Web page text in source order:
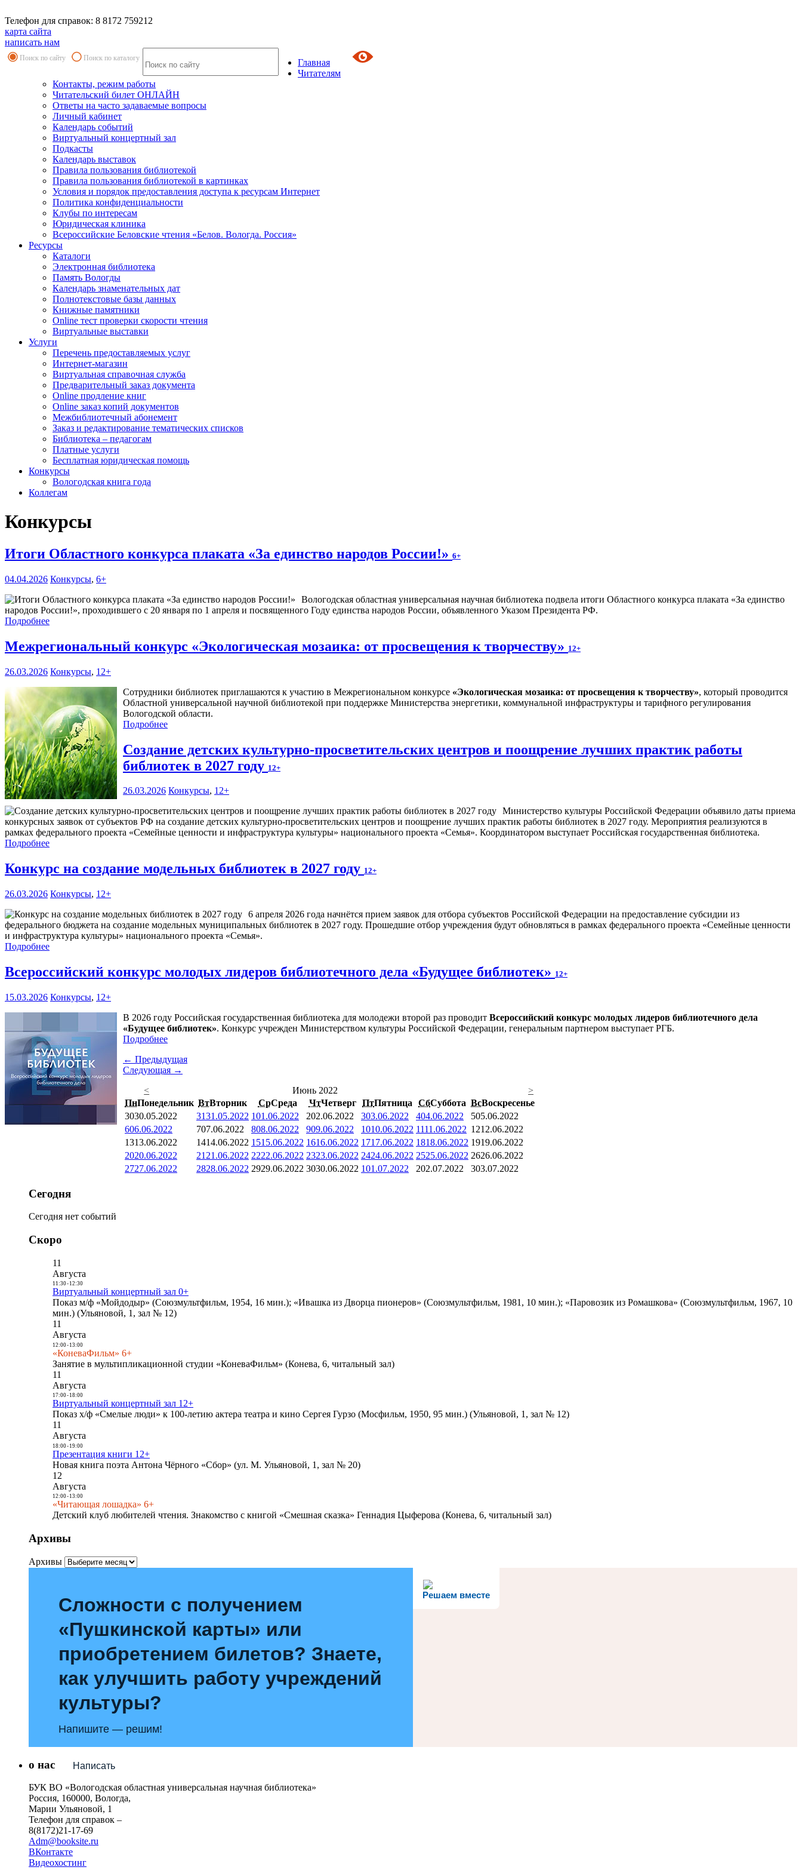
Телефон для справок: 8 8172 759212
карта сайта
написать нам
Поиск по сайту Поиск по каталогу
Главная
Читателям
Контакты, режим работы
Читательский билет ОНЛАЙН
Ответы на часто задаваемые вопросы
Личный кабинет
Календарь событий
Виртуальный концертный зал
Подкасты
Календарь выставок
Правила пользования библиотекой
Правила пользования библиотекой в картинках
Условия и порядок предоставления доступа к ресурсам Интернет
Политика конфиденциальности
Клубы по интересам
Юридическая клиника
Всероссийские Беловские чтения «Белов. Вологда. Россия»
Ресурсы
Каталоги
Электронная библиотека
Память Вологды
Календарь знаменательных дат
Полнотекстовые базы данных
Книжные памятники
Online тест проверки скорости чтения
Виртуальные выставки
Услуги
Перечень предоставляемых услуг
Интернет-магазин
Виртуальная справочная служба
Предварительный заказ документа
Online продление книг
Online заказ копий документов
Межбиблиотечный абонемент
Заказ и редактирование тематических списков
Библиотека – педагогам
Платные услуги
Бесплатная юридическая помощь
Конкурсы
Вологодская книга года
Коллегам
Конкурсы
Итоги Областного конкурса плаката «За единство народов России!» 6+
04.04.2026 Конкурсы, 6+
Вологодская областная универсальная научная библиотека подвела итоги Областного конкурса плаката «За единство
народов России!», проходившего с 20 января по 1 апреля и посвященного Году единства народов России, объявленного Указом Президента РФ.
Подробнее
Межрегиональный конкурс «Экологическая мозаика: от просвещения к творчеству» 12+
26.03.2026 Конкурсы, 12+
Сотрудники библиотек приглашаются к участию в Межрегиональном конкурсе «Экологическая мозаика: от просвещения к творчеству», который проводится
Областной универсальной научной библиотекой при поддержке Министерства энергетики, коммунальной инфраструктуры и тарифного регулирования
Вологодской области.
Подробнее
Создание детских культурно-просветительских центров и поощрение лучших практик работы
библиотек в 2027 году 12+
26.03.2026 Конкурсы, 12+
Министерство культуры Российской Федерации объявило даты приема
конкурсных заявок от субъектов РФ на создание детских культурно-просветительских центров и поощрение лучших практик работы библиотек в 2027 году. Мероприятия реализуются в
рамках федерального проекта «Семейные ценности и инфраструктура культуры» национального проекта «Семья». Координатором выступает Российская государственная библиотека.
Подробнее
Конкурс на создание модельных библиотек в 2027 году 12+
26.03.2026 Конкурсы, 12+
6 апреля 2026 года начнётся прием заявок для отбора субъектов Российской Федерации на предоставление субсидии из
федерального бюджета на создание модельных муниципальных библиотек в 2027 году. Прошедшие отбор учреждения будут обновляться в рамках федерального проекта «Семейные ценности
и инфраструктура культуры» национального проекта «Семья».
Подробнее
Всероссийский конкурс молодых лидеров библиотечного дела «Будущее библиотек» 12+
15.03.2026 Конкурсы, 12+
В 2026 году Российская государственная библиотека для молодежи второй раз проводит Всероссийский конкурс молодых лидеров библиотечного дела
«Будущее библиотек». Конкурс учрежден Министерством культуры Российской Федерации, генеральным партнером выступает РГБ.
Подробнее
← Предыдущая
Следующая →
<
Июнь 2022
>
ПнПонедельник ВтВторник СрСреда ЧтЧетверг ПтПятница СбСуббота ВсВоскресенье
3030.05.2022 3131.05.2022 101.06.2022 202.06.2022 303.06.2022 404.06.2022 505.06.2022
606.06.2022 707.06.2022 808.06.2022 909.06.2022 1010.06.2022 1111.06.2022 1212.06.2022
1313.06.2022 1414.06.2022 1515.06.2022 1616.06.2022 1717.06.2022 1818.06.2022 1919.06.2022
2020.06.2022 21 21.06.2022 2222.06.2022 2323.06.2022 2424.06.2022 2525.06.2022 2626.06.2022
2727.06.2022 2828.06.2022 2929.06.2022 3030.06.2022 101.07.2022 202.07.2022 303.07.2022
Сегодня
Сегодня нет событий
Скоро
11
Августа
11:30- 12:30
Виртуальный концертный зал 0+
Показ м/ф «Мойдодыр» (Союзмультфильм, 1954, 16 мин.); «Ивашка из Дворца пионеров» (Союзмультфильм, 1981, 10 мин.); «Паровозик из Ромашкова» (Союзмультфильм, 1967, 10
мин.) (Ульяновой, 1, зал № 12)
11
Августа
12:00- 13:00
«КоневаФильм» 6+
Занятие в мультипликационной студии «КоневаФильм» (Конева, 6, читальный зал)
11
Августа
17:00- 18:00
Виртуальный концертный зал 12+
Показ х/ф «Смелые люди» к 100-летию актера театра и кино Сергея Гурзо (Мосфильм, 1950, 95 мин.) (Ульяновой, 1, зал № 12)
11
Августа
18:00- 19:00
Презентация книги 12+
Новая книга поэта Антона Чёрного «Сбор» (ул. М. Ульяновой, 1, зал № 20)
12
Августа
12:00- 13:00
«Читающая лошадка» 6+
Детский клуб любителей чтения. Знакомство с книгой «Смешная сказка» Геннадия Цыферова (Конева, 6, читальный зал)
Архивы
Архивы
Решаем вместе
Сложности с получением
«Пушкинской карты» или
приобретением билетов? Знаете,
как улучшить работу учреждений
культуры?
Напишите — решим!
Написать
о нас
БУК ВО «Вологодская областная универсальная научная библиотека»
Россия, 160000, Вологда,
Марии Ульяновой, 1
Телефон для справок –
8(8172)21-17-69
Adm@booksite.ru
ВКонтакте
Видеохостинг